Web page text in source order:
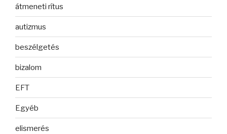
átmeneti rítus
autizmus
beszélgetés
bizalom
EFT
Egyéb
elismerés